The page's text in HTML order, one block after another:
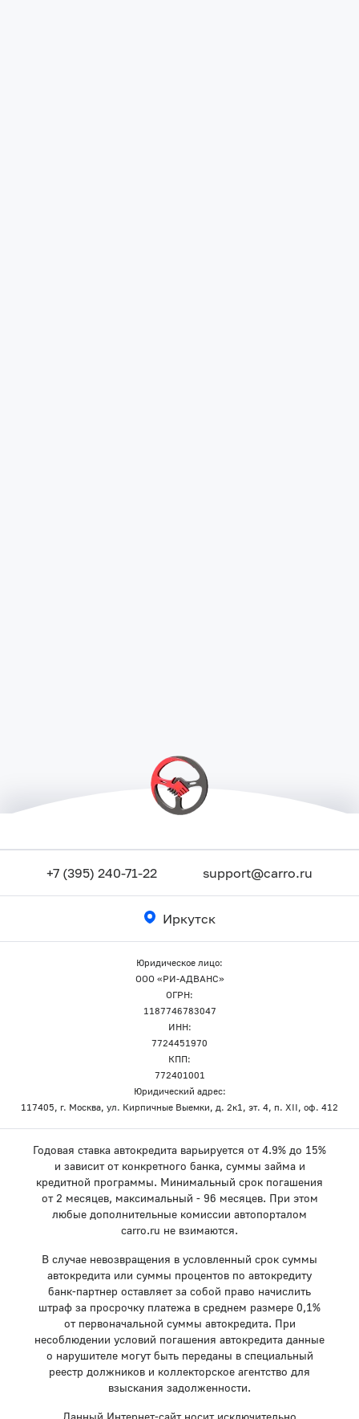
+7 (395) 240-71-22 support@carro.ru
Иркутск
Юридическое лицо:
ООО «РИ-АДВАНС»
ОГРН:
1187746783047
ИНН:
7724451970
КПП:
772401001
Юридический адрес:
117405, г. Москва, ул. Кирпичные Выемки, д. 2к1, эт. 4, п. XII, оф. 412
Годовая ставка автокредита варьируется от 4.9% до 15%
и зависит от конкретного банка, суммы займа и
кредитной программы. Минимальный срок погашения
от 2 месяцев, максимальный - 96 месяцев. При этом
любые дополнительные комиссии автопорталом
carro.ru не взимаются.
В случае невозвращения в условленный срок суммы
автокредита или суммы процентов по автокредиту
банк-партнер оставляет за собой право начислить
штраф за просрочку платежа в среднем размере 0,1%
от первоначальной суммы автокредита. При
несоблюдении условий погашения автокредита данные
о нарушителе могут быть переданы в специальный
реестр должников и коллекторское агентство для
взыскания задолженности.
Данный Интернет-сайт носит исключительно